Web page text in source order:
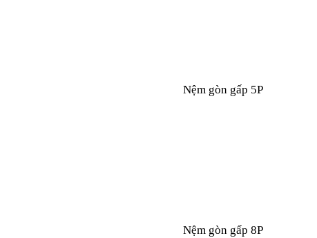
Nệm gòn gấp 5P
Nệm gòn gấp 8P